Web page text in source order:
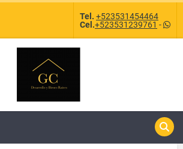
Tel. +523531454464
Cel.+523531239761 -